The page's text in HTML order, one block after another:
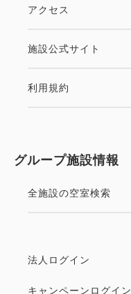
アクセス
施設公式サイト
利用規約
グループ施設情報
全施設の空室検索
法人ログイン
キャンペーンログイン